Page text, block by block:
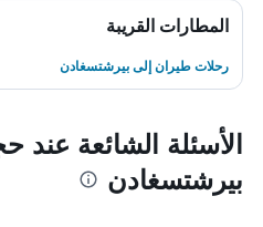
المطارات القريبة
رحلات طيران إلى بيرشتسغادن
الأسئلة الشائعة عند
بيرشتسغادن